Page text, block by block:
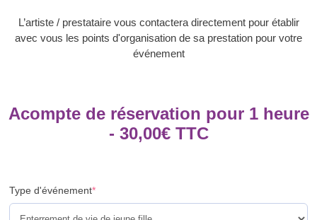
L’artiste / prestataire vous contactera directement pour établir
avec vous les points d'organisation de sa prestation pour votre
événement
Acompte de réservation pour 1 heure
- 30,00€TTC
Type d'événement*